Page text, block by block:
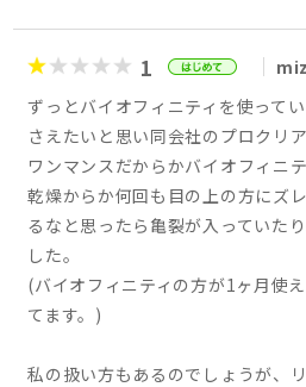
1
ずっとバイオフィニティを使って
さえたいと思い同会社のプロクリア
ワンマンスだからかバイオフィニ
乾燥からか何回も目の上の方にズ
るなと思ったら亀裂が入っていた
した。
(バイオフィニティの方が1ヶ月使
てます。)
私の扱い方もあるのでしょうが、